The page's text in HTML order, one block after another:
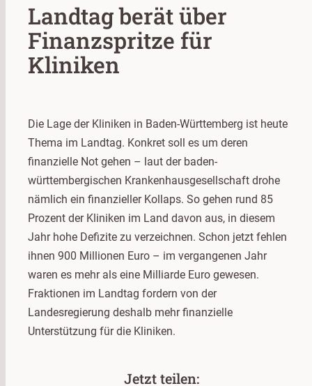
Landtag berät über
Finanzspritze für
Kliniken
Die Lage der Kliniken in Baden-Württemberg ist heute
Thema im Landtag. Konkret soll es um deren
finanzielle Not gehen – laut der baden-
württembergischen Krankenhausgesellschaft drohe
nämlich ein finanzieller Kollaps. So gehen rund 85
Prozent der Kliniken im Land davon aus, in diesem
Jahr hohe Defizite zu verzeichnen. Schon jetzt fehlen
ihnen 900 Millionen Euro – im vergangenen Jahr
waren es mehr als eine Milliarde Euro gewesen.
Fraktionen im Landtag fordern von der
Landesregierung deshalb mehr finanzielle
Unterstützung für die Kliniken.